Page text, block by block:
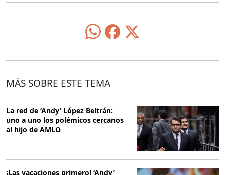
MÁS SOBRE ESTE TEMA
La red de ‘Andy’ López Beltrán:
uno a uno los polémicos cercanos
al hijo de AMLO
¡Las vacaciones primero! ‘Andy’